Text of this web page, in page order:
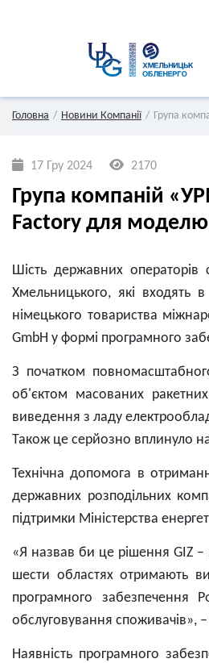
Головна Новини Компанії Група
17 Гру 2024 2170
Група компаній
Factory для
Шість державних
Хмельницького, які входять
німецького товариства
GmbH у формі програмного
З початком
об'єктом масованих
виведення з ладу
Також це серйозно вплинуло на
Технічна допомога в
державних розподільних
підтримки Міністерства
«Я назвав би це рішення GIZ
шести областях отримають
програмного забезпечення
обслуговування
Наявність програмного